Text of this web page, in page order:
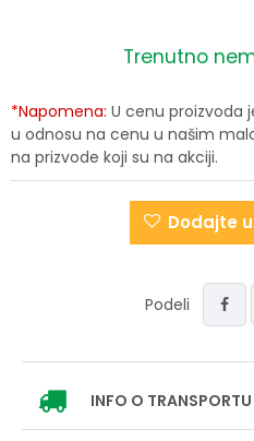
Trenutno
*Napomena: U cenu proizvoda
u odnosu na cenu u našim
na prizvode koji su na akciji.
Dodajte
Podeli
INFO O TRANSPORTU